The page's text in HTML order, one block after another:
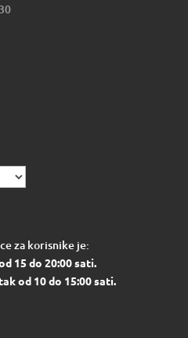
30
za korisnike je:
15 do 20:00 sati.
od 10 do 15:00 sati.